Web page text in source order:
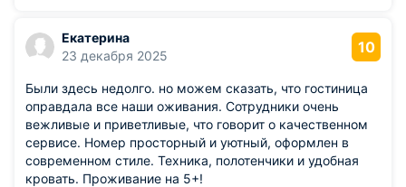
Екатерина
23 декабря 2025
10
Были здесь недолго. но можем сказать, что гостиница
оправдала все наши оживания. Сотрудники очень
вежливые и приветливые, что говорит о качественном
сервисе. Номер просторный и уютный, оформлен в
современном стиле. Техника, полотенчики и удобная
кровать. Проживание на 5+!